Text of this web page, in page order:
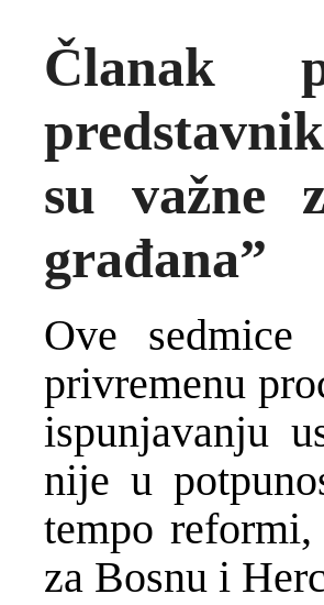
Članak
su važne
građana”
Ove
privremenu
ispunjavanju
nije u
tempo
za Bosnu i